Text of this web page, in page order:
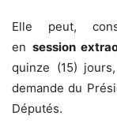
Elle peut,
en session
quinze (15)
demande du
Députés.